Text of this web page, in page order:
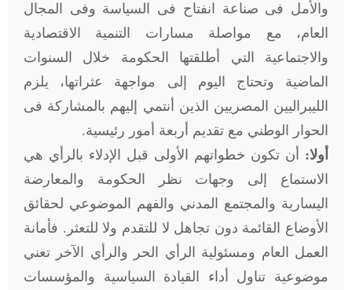
والأمل فى صناعة انفتاح فى السياسة وفى المجال
العام، مع مواصلة مسارات التنمية الاقتصادية
والاجتماعية التي أطلقتها الحكومة خلال السنوات
الماضية وتحتاج اليوم إلى مواجهة عثراتها، يلزم
الليبراليين المصريين الذين أنتمي إليهم بالمشاركة فى
الحوار الوطني مع تقديم أربعة أمور رئيسية.
أولا: أن تكون خطواتهم الأولى قبل الإدلاء بالرأي هي
الاستماع إلى وجهات نظر الحكومة والمعارضة
اليسارية والمجتمع المدني والفهم الموضوعي لحقائق
الأوضاع القائمة دون تجاهل لا للتقدم ولا للتعثر. فأمانة
العمل العام ومسئولية الرأي الحر والرأي الآخر تعني
موضوعية تناول أداء القيادة السياسية والمؤسسات